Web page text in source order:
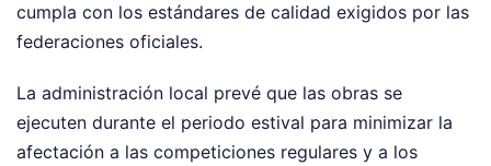
cumpla con los estándares de calidad exigidos por las
federaciones oficiales.
La administración local prevé que las obras se
ejecuten durante el periodo estival para minimizar la
afectación a las competiciones regulares y a los